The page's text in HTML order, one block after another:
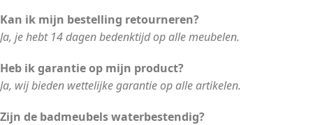
Kan ik mijn bestelling retourneren?
Ja, je hebt 14 dagen bedenktijd op alle meubelen.
Heb ik garantie op mijn product?
Ja, wij bieden wettelijke garantie op alle artikelen.
Zijn de badmeubels waterbestendig?